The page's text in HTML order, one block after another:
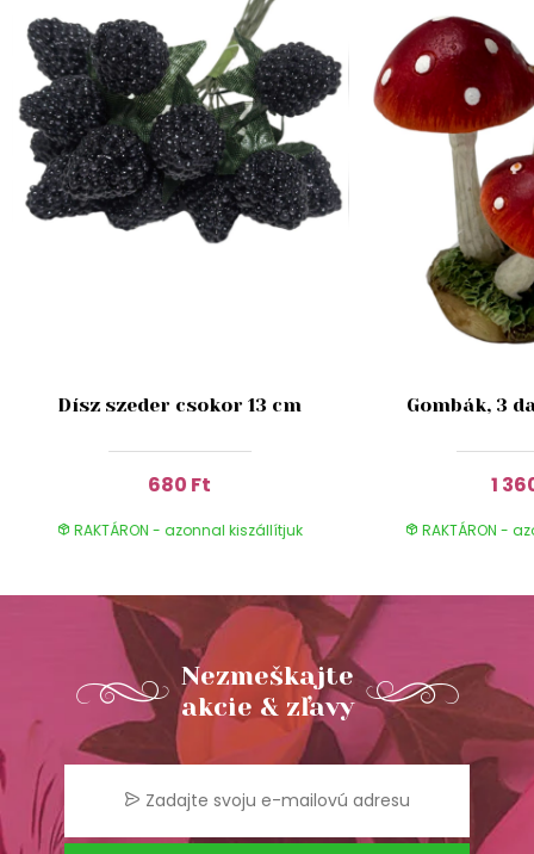
Dísz szeder csokor 13 cm
680 Ft
RAKTÁRON - azonnal kiszállítjuk
Gombák, 3
1
RAKTÁRON -
Nezmeškajte
akcie & zľavy